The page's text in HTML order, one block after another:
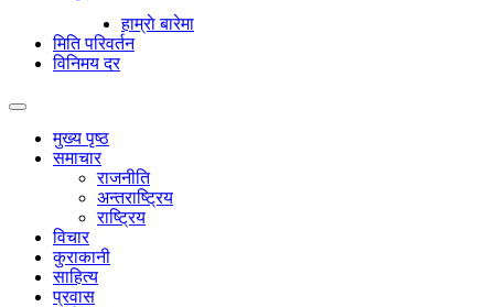
हाम्राे बारेमा
मिति परिवर्तन
विनिमय दर
मुख्य पृष्ठ
समाचार
राजनीति
अन्तराष्ट्रिय
राष्ट्रिय
विचार
कुराकानी
साहित्य
प्रवास